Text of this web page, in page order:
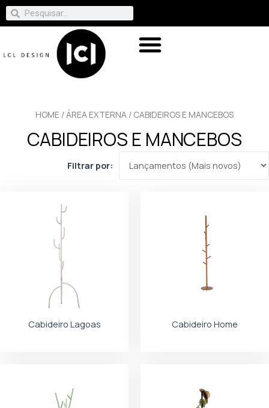
HOME /ÁREA EXTERNA / CABIDEIROS E MANCEBOS
CABIDEIROS E MANCEBOS
Filtrar por:
Cabideiro Lagoas Cabideiro Home